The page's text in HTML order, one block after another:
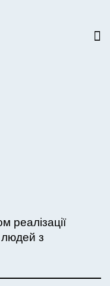
реалізації
людей з